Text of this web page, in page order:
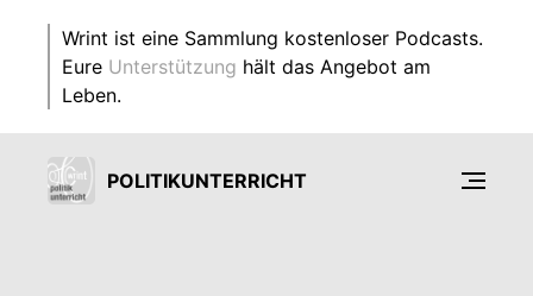
Wrint ist eine Sammlung kostenloser Podcasts.
Eure Unterstützung hält das Angebot am
Leben.
POLITIKUNTERRICHT